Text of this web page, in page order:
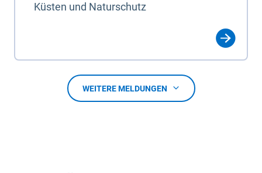
Küsten und Naturschutz
WEITERE MELDUNGEN